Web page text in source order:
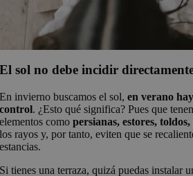
El sol no debe incidir
En invierno buscamos el sol, en verano
control. ¿Esto qué significa? Pues que
elementos comopersianas, estores,
los rayos y, por tanto, eviten que se
estancias.
Si tienes una terraza, quizá puedas instalar